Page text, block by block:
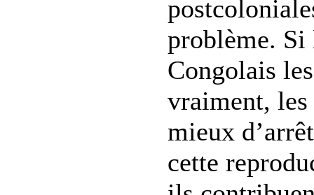
problème. Si
Congolais
vraiment,
mieux
cette